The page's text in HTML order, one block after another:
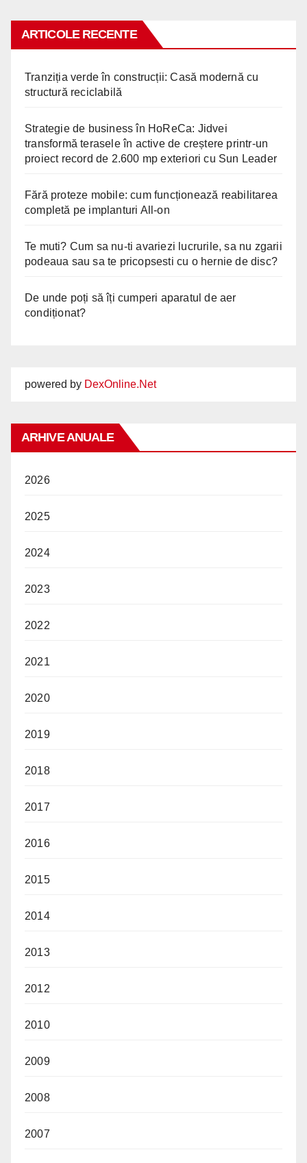
ARTICOLE RECENTE
Tranziția verde în construcții: Casă modernă cu
structură reciclabilă
Strategie de business în HoReCa: Jidvei
transformă terasele în active de creștere printr-un
proiect record de 2.600 mp exteriori cu Sun Leader
Fără proteze mobile: cum funcționează reabilitarea
completă pe implanturi All-on
Te muti? Cum sa nu-ti avariezi lucrurile, sa nu zgarii
podeaua sau sa te pricopsesti cu o hernie de disc?
De unde poți să îți cumperi aparatul de aer
condiționat?
powered by DexOnline.Net
ARHIVE ANUALE
2026
2025
2024
2023
2022
2021
2020
2019
2018
2017
2016
2015
2014
2013
2012
2010
2009
2008
2007